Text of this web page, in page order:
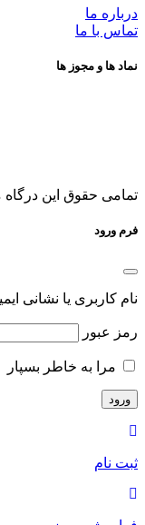
درباره ما
تماس با ما
نماد ها و مجوز ها
تمامی حقوق این
فرم ورود
نام کاربری یا نشانی
رمز عبور
مرا به خاطر بسپار
ثبت نام